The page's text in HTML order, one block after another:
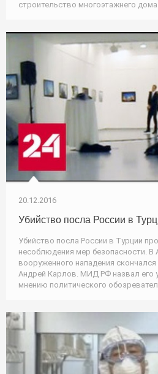
строительство многоэтажнего дома
20.12.2016
Убийство посла России в
Убийство посла России в Турции
несоблюдения мер безопасности. В
вооруженного нападения
Андрей Карлов. МИД РФ назвал его
мнению политического